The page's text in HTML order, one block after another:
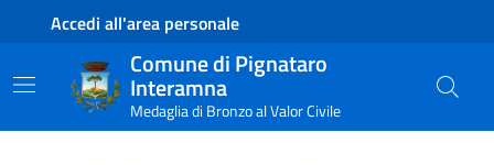
Contenuto principale
Piede di paginaAccedi all'area personale
Comune di Pignataro
Interamna
Medaglia di Bronzo al Valor Civile